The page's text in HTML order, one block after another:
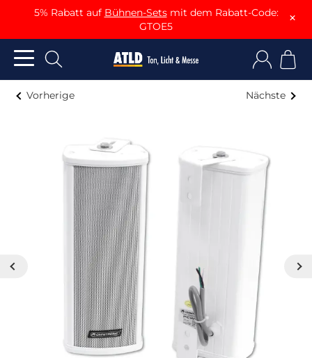
5% Rabatt auf Bühnen-Setsmit dem Rabatt-Code:
GTOE5
×
Vorherige Nächste